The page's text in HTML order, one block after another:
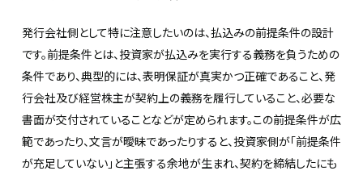
発行会社側として特に注意したいのは、払込みの前提条件の設計
です。前提条件とは、投資家が払込みを実行する義務を負うための
条件であり、典型的には、表明保証が真実かつ正確であること、発
行会社及び経営株主が契約上の義務を履行していること、必要な
書面が交付されていることなどが定められます。この前提条件が広
範であったり、文言が曖昧であったりすると、投資家側が「前提条件
が充足していない」と主張する余地が生まれ、契約を締結したにも